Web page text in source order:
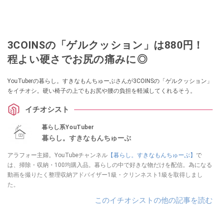
3COINSの「ゲルクッション」は880円！
程よい硬さでお尻の痛みに◎
YouTuberの暮らし。すきなもんちゅーぶさんが3COINSの「ゲルクッション」
をイチオシ。硬い椅子の上でもお尻や腰の負担を軽減してくれるそう。
イチオシスト
暮らし系YouTuber
暮らし。すきなもんちゅーぶ
アラフォー主婦。YouTubeチャンネル 【暮らし。すきなもんちゅーぶ】 で
は、掃除・収納・100均購入品。暮らしの中で好きな物だけを配信。為になる
動画を撮りたく整理収納アドバイザー1級・クリンネスト1級を取得しまし
た。
このイチオシストの他の記事を読む